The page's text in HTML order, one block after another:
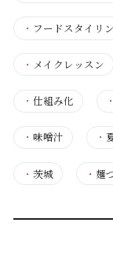
・ フードスタイリ
・ メイクレッスン
・ 仕組み化
・ 味噌汁 ・
・ 茨城 ・ 麺